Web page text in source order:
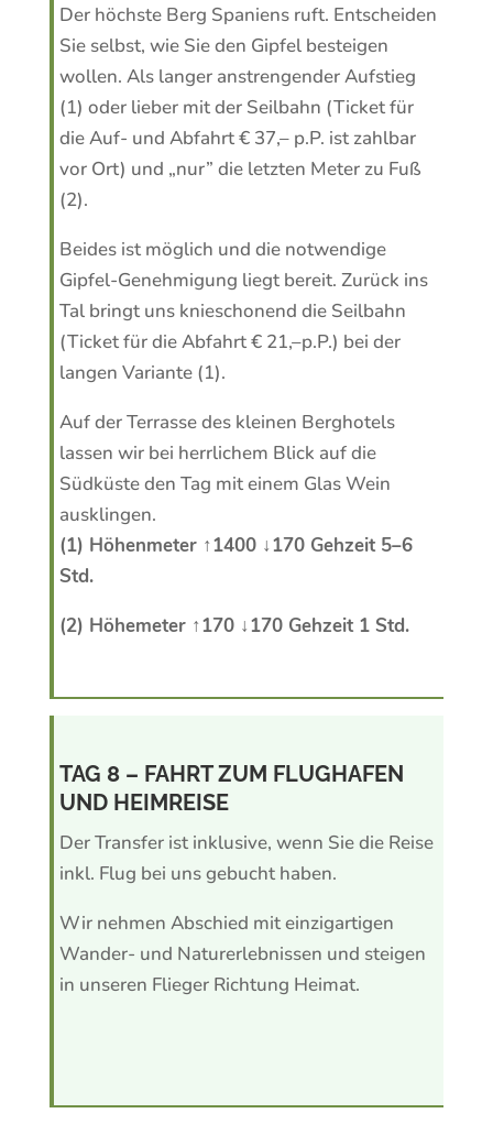
Der höchste Berg Spaniens ruft. Entscheiden
Sie selbst, wie Sie den Gipfel besteigen
wollen. Als langer anstrengender Aufstieg
(1) oder lieber mit der Seilbahn (Ticket für
die Auf- und Abfahrt € 37,– p.P. ist zahlbar
vor Ort) und „nur” die letzten Meter zu Fuß
(2).
Beides ist möglich und die notwendige
Gipfel-Genehmigung liegt bereit. Zurück ins
Tal bringt uns knieschonend die Seilbahn
(Ticket für die Abfahrt € 21,–p.P.) bei der
langen Variante (1).
Auf der Terrasse des kleinen Berghotels
lassen wir bei herrlichem Blick auf die
Südküste den Tag mit einem Glas Wein
ausklingen.
(1) Höhenmeter ↑1400 ↓170 Gehzeit 5–6
Std.
(2) Höhemeter ↑170 ↓170 Gehzeit 1 Std.
TAG 8 – FAHRT ZUM FLUGHAFEN
UND HEIMREISE
Der Transfer ist inklusive, wenn Sie die Reise
inkl. Flug bei uns gebucht haben.
Wir nehmen Abschied mit einzigartigen
Wander- und Naturerlebnissen und steigen
in unseren Flieger Richtung Heimat.